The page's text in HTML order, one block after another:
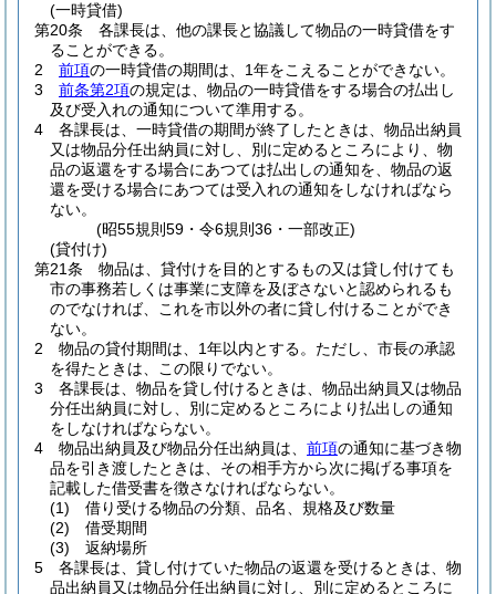
(一時貸借)
第20条
各課長は、他の課長と協議して物品の一時貸借をす
ることができる。
2
前項の一時貸借の期間は、1年をこえることができない。
3
前条第2項の規定は、物品の一時貸借をする場合の払出し
及び受入れの通知について準用する。
4
各課長は、一時貸借の期間が終了したときは、物品出納員
又は物品分任出納員に対し、別に定めるところにより、物
品の返還をする場合にあつては払出しの通知を、物品の返
還を受ける場合にあつては受入れの通知をしなければなら
ない。
(昭55規則59・令6規則36・一部改正)
(貸付け)
第21条
物品は、貸付けを目的とするもの又は貸し付けても
市の事務若しくは事業に支障を及ぼさないと認められるも
のでなければ、これを市以外の者に貸し付けることができ
ない。
2
物品の貸付期間は、1年以内とする。 ただし、市長の承認
を得たときは、この限りでない。
3
各課長は、物品を貸し付けるときは、物品出納員又は物品
分任出納員に対し、別に定めるところにより払出しの通知
をしなければならない。
4
物品出納員及び物品分任出納員は、 前項の通知に基づき物
品を引き渡したときは、その相手方から次に掲げる事項を
記載した借受書を徴さなければならない。
(1)
借り受ける物品の分類、品名、規格及び数量
(2)
借受期間
(3)
返納場所
5
各課長は、貸し付けていた物品の返還を受けるときは、物
品出納員又は物品分任出納員に対し、別に定めるところに